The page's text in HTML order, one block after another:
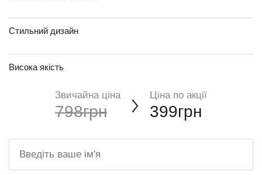
Стильний дизайн
Висока якість
Звичайна ціна
798грн
Ціна по акції
399грн